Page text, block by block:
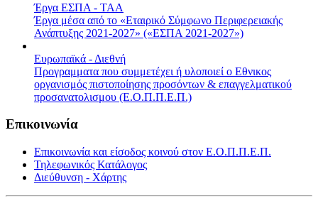
Έργα ΕΣΠΑ - ΤΑΑ
Έργα μέσα από το «Εταιρικό Σύμφωνο Περιφερειακής
Ανάπτυξης 2021-2027» («ΕΣΠΑ 2021-2027»)
Ευρωπαϊκά - Διεθνή
Προγραμματα που συμμετέχει ή υλοποιεί ο Εθνικος
οργανισμός πιστοποίησης προσόντων & επαγγελματικού
προσανατολισμου (Ε.Ο.Π.Π.Ε.Π.)
Επικοινωνία
Επικοινωνία και είσοδος κοινού στον Ε.Ο.Π.Π.Ε.Π.
Τηλεφωνικός Κατάλογος
Διεύθυνση - Χάρτης